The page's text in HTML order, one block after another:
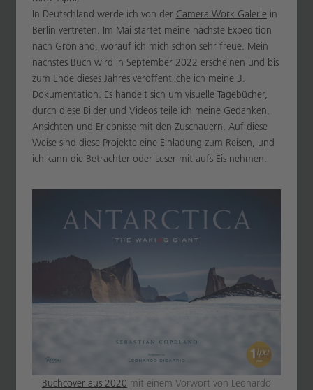
In Deutschland werde ich von der Camera Work Galeriein
Berlin vertreten. Im Mai startet meine nächste Expedition
nach Grönland, worauf ich mich schon sehr freue. Mein
nächstes Buch wird in September 2022 erscheinen und bis
zum Ende dieses Jahres veröffentliche ich meine 3.
Dokumentation. Es handelt sich um visuelle Tagebücher,
durch diese Bilder und Videos teile ich meine Gedanken,
Ansichten und Erlebnisse mit den Zuschauern. Auf diese
Weise sind diese Projekte eine Einladung zum Reisen, und
ich kann die Betrachter oder Leser mit aufs Eis nehmen.
Buchcover aus 2020 mit einem Vorwort von Leonardo